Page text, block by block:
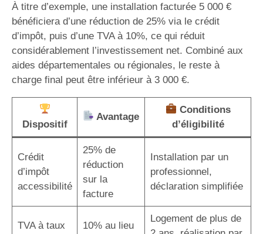
À titre d’exemple, une installation facturée 5 000 €
bénéficiera d’une réduction de 25% via le crédit
d’impôt, puis d’une TVA à 10%, ce qui réduit
considérablement l’investissement net. Combiné aux
aides départementales ou régionales, le reste à
charge final peut être inférieur à 3 000 €.
Dispositif
Avantage
Conditions
d’éligibilité
Crédit
d’impôt
accessibilité
25% de
réduction
sur la
facture
Installation par un
professionnel,
déclaration simplifiée
TVA à taux
10% au lieu
Logement de plus de